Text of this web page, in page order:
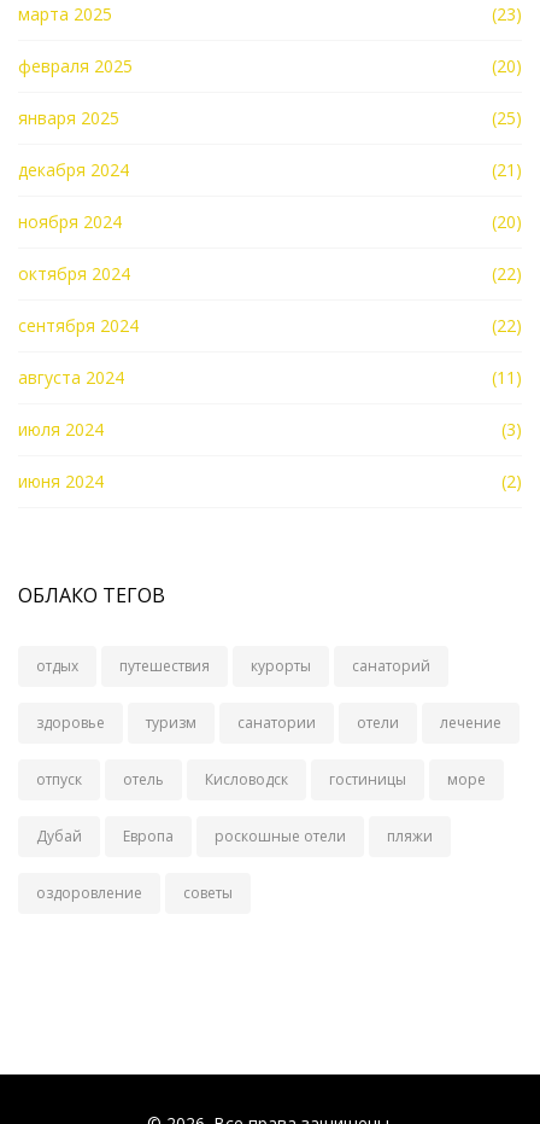
марта 2025 (23)
февраля 2025 (20)
января 2025 (25)
декабря 2024 (21)
ноября 2024 (20)
октября 2024 (22)
сентября 2024 (22)
августа 2024 (11)
июля 2024 (3)
июня 2024 (2)
ОБЛАКО ТЕГОВ
отдых путешествия курорты санаторий
здоровье туризм санатории отели лечение
отпуск отель Кисловодск гостиницы море
Дубай Европа роскошные отели пляжи
оздоровление советы